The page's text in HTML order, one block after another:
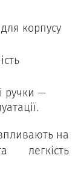
корпусу
ручки —
на
легкість